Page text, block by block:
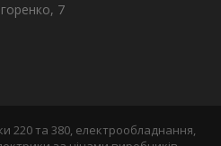
7
220 та 380, електрообладнання,